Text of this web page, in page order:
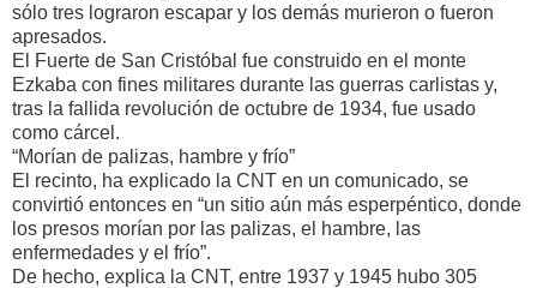
sólo tres lograron escapar y los demás murieron o fueron
apresados.
El Fuerte de San Cristóbal fue construido en el monte
Ezkaba con fines militares durante las guerras carlistas y,
tras la fallida revolución de octubre de 1934, fue usado
como cárcel.
“Morían de palizas, hambre y frío”
El recinto, ha explicado la CNT en un comunicado, se
convirtió entonces en “un sitio aún más esperpéntico, donde
los presos morían por las palizas, el hambre, las
enfermedades y el frío”.
De hecho, explica la CNT, entre 1937 y 1945 hubo 305